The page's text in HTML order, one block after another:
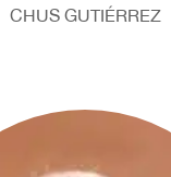
CHUS GUTIÉRREZ